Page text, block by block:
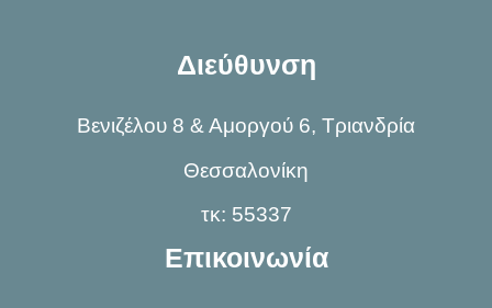
Διεύθυνση
Βενιζέλου 8 & Αμοργού 6, Τριανδρία
Θεσσαλονίκη
τκ: 55337
Επικοινωνία